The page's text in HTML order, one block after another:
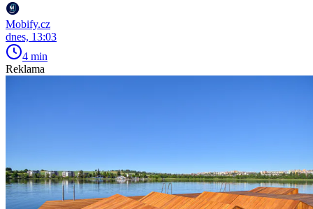
Mobify.cz
dnes, 13:03
4 min
Reklama